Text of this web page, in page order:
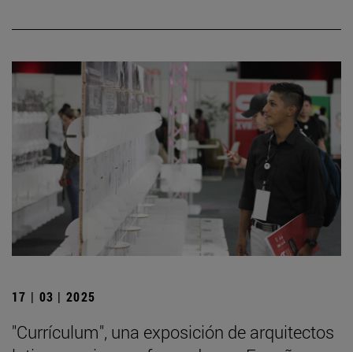
17 | 03 | 2025
"Currículum", una exposición de arquitectos